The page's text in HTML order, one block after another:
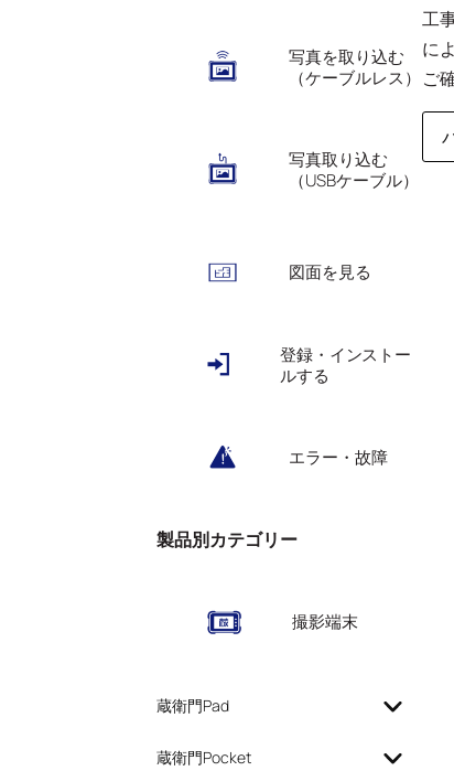
写真を取り込む
（ケーブルレス）
写真取り込む
（USBケーブル）
図面を見る
登録・インストー
ルする
エラー・故障
製品別カテゴリー
撮影端末
蔵衛門Pad
蔵衛門Pocket
工
に
ご